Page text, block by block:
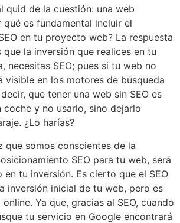
quid de la cuestión: una web
qué es fundamental incluir el
en tu proyecto web? La respuesta
que la inversión que realices en tu
necesitas SEO; pues si tu web no
visible en los motores de búsqueda
que tener una web sin SEO es
y no usarlo, sino dejarlo
¿Lo harías?
que somos conscientes de la
SEO para tu web, será
en tu inversión. Es cierto que el SEO
inversión inicial de tu web, pero es
Ya que, gracias al SEO, cuando
tu servicio en Google encontrará